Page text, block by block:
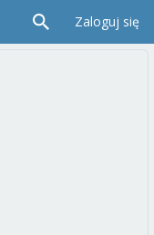
Zaloguj się